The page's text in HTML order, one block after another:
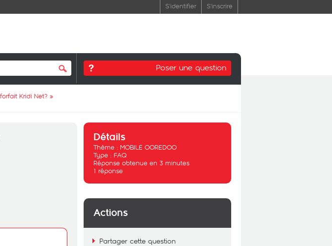
S'identifier S'inscrire
Poser une question
Kridi Net? »
Détails
Thème : MOBILE OOREDOO
Type : FAQ
Réponse obtenue en 3 minutes
1 réponse
Actions
Partager cette question